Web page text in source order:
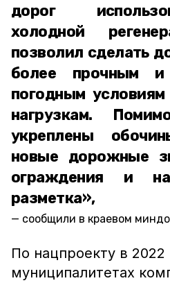
дорог
холодной
позволил сделать
более прочным
погодным
нагрузкам.
укреплены
новые дорожные
ограждения и
разметка»,
сообщили в краевом
По нацпроекту в 2022
муниципалитетах